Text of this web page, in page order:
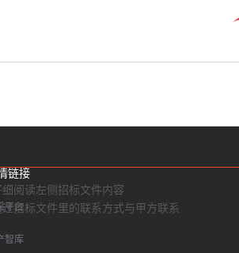
阅读左侧招标文件内容
招标文件里的联系方式与甲方联系
链接
平台
智库